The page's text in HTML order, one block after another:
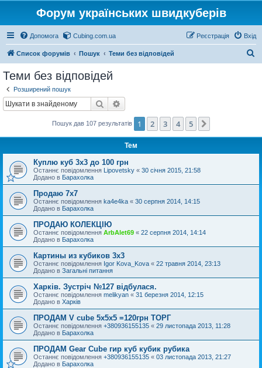
Форум українських швидкуберів
Допомога Cubing.com.ua Вхід
Реєстрація
Список форумів Пошук Теми без відповідей
Теми без відповідей
Розширений пошук
Пошук
Пошук дав 107 результатів 1 2 3 4 5
Тем
Куплю куб 3х3 до 100 грн
Останнє повідомлення Lipovetsky « 30 січня 2015, 21:58
Додано в Барахолка
Продаю 7х7
Останнє повідомлення ka4e4ka « 30 серпня 2014, 14:15
Додано в Барахолка
ПРОДАЮ КОЛЕКЦІЮ
Останнє повідомлення ArbAlet69 « 22 серпня 2014, 14:14
Додано в Барахолка
Картины из кубиков 3х3
Останнє повідомлення Igor Kova_Kova « 22 травня 2014, 23:13
Додано в Загальні питання
Харків. Зустріч №127 відбулася.
Останнє повідомлення melikyan « 31 березня 2014, 12:15
Додано в Харків
ПРОДАМ V cube 5x5x5 =120грн ТОРГ
Останнє повідомлення +380936155135 « 29 листопада 2013, 11:28
Додано в Барахолка
ПРОДАМ Gear Cube гир куб кубик рубика
Останнє повідомлення +380936155135 « 03 листопада 2013, 21:27
Додано в Барахолка